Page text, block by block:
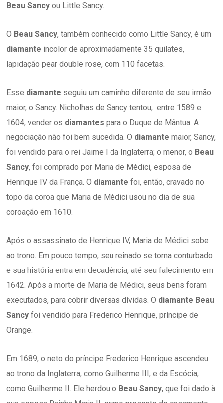
Beau Sancy ou Little Sancy.
O Beau Sancy, também conhecido como Little Sancy, é um
diamante incolor de aproximadamente 35 quilates,
lapidação pear double rose, com 110 facetas.
Esse diamante seguiu um caminho diferente de seu irmão
maior, o Sancy. Nicholhas de Sancy tentou, entre 1589 e
1604, vender os diamantes para o Duque de Mântua. A
negociação não foi bem sucedida. O diamante maior, Sancy,
foi vendido para o rei Jaime I da Inglaterra; o menor, o Beau
Sancy, foi comprado por Maria de Médici, esposa de
Henrique IV da França. O diamante foi, então, cravado no
topo da coroa que Maria de Médici usou no dia de sua
coroação em 1610.
Após o assassinato de Henrique IV, Maria de Médici sobe
ao trono. Em pouco tempo, seu reinado se torna conturbado
e sua história entra em decadência, até seu falecimento em
1642. Após a morte de Maria de Médici, seus bens foram
executados, para cobrir diversas dívidas. O diamante Beau
Sancy foi vendido para Frederico Henrique, príncipe de
Orange.
Em 1689, o neto do príncipe Frederico Henrique ascendeu
ao trono da Inglaterra, como Guilherme III, e da Escócia,
como Guilherme II. Ele herdou o Beau Sancy, que foi dado à